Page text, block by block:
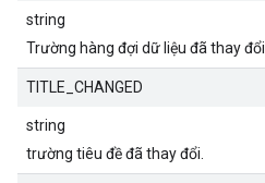
string
Trường hàng đợi dữ liệu đã thay đổi.
TITLE_CHANGED
string
trường tiêu đề đã thay đổi.